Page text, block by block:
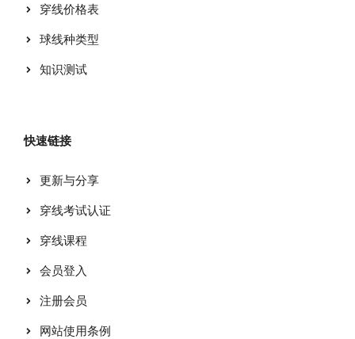
穿线价格表
球线种类型
知识测试
快速链接
更新与分享
穿线考试认证
穿线课程
会员登入
注册会员
网站使用条例